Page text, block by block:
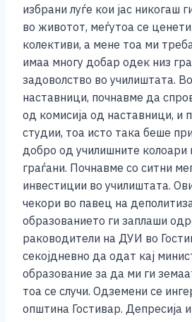
избрани луѓе кои јас никогаш
во животот, меѓутоа се
колективи, а мене тоа ми
имаа многу добар одек низ
задоволство во училиштата.
наставници, почнавме да
од комисија од наставници, и
студии, тоа исто така беше
добро од училишните колоари
граѓани. Почнавме со ситни
инвестиции во училиштата.
чекори во павец на
образованието ги заплаши
раководители на ДУИ во
секојдневно да одат кај
образование за да ми ги
тоа се случи. Одземени се
општина Гостивар. Депресија